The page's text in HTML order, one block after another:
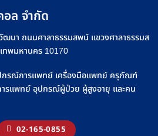
ล จำกัด
ฒนา ถนนศาลาธรรมสพน์ แขวงศาลาธรรมส
ทพมหานคร 10170
กรณ์การแพทย์ เครื่องมือแพทย์ ครุภัณฑ์
รแพทย์ อุปกรณ์ผู้ป่วย ผู้สูงอายุ และคน
02-165-0855